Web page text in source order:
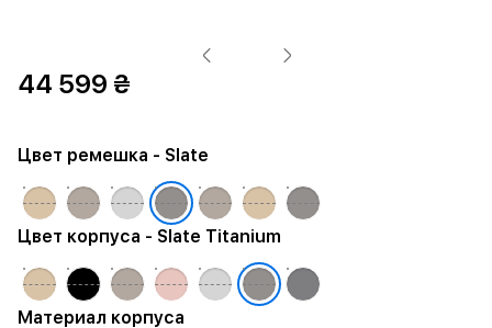
44 599 ₴
Материал корпуса
Цвет ремешка - Slate
Цвет корпуса - Slate Titanium